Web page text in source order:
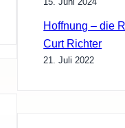
Hoffnung – die
Curt Richter
21. Juli 2022